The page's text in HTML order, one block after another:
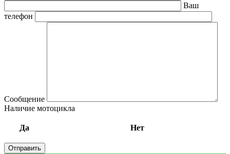
Ваш
телефон
Сообщение
Наличие мотоцикла
Да Нет